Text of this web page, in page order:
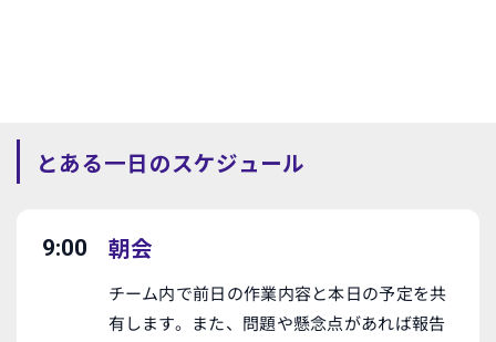
とある一日のスケジュール
9:00 朝会
チーム内で前日の作業内容と本日の予定を共
有します。また、問題や懸念点があれば報告